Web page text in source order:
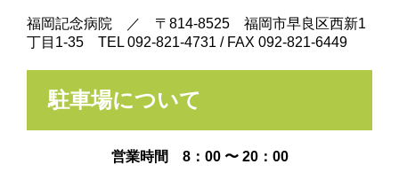
福岡記念病院 ／ 〒814-8525 福岡市早良区西新1
丁目1-35 TEL 092-821-4731 / FAX 092-821-6449
駐車場について
営業時間 8：00 〜 20：00